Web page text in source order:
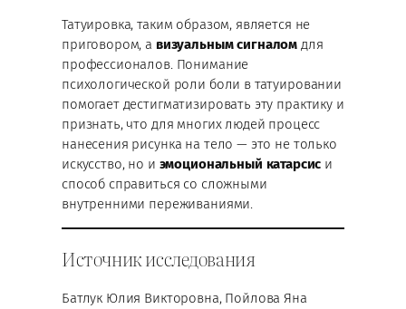
Татуировка, таким образом, является не
приговором, а визуальным сигналом для
профессионалов. Понимание
психологической роли боли в татуировании
помогает дестигматизировать эту практику и
признать, что для многих людей процесс
нанесения рисунка на тело — это не только
искусство, но и эмоциональный катарсис и
способ справиться со сложными
внутренними переживаниями.
Источник исследования
Батлук Юлия Викторовна, Пойлова Яна